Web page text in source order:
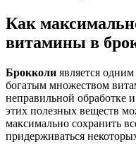
Как
витамины в
Брокколи является
богатым множеством
неправильной обработке
этих полезных веществ
максимально сохранить
придерживаться